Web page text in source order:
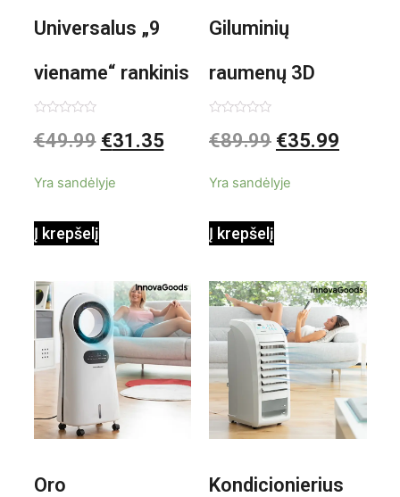
Universalus „9
viename“ rankinis
garintuvas su
0,35 L 3 Bar
1000W
0
iš
€49.99 €31.35
Yra sandėlyje
Į krepšelį
Giluminių
raumenų 3D
elektrinis
Shiatsu
0
iš
€89.99 €35.99
Yra sandėlyje
Į krepšelį
Oro
Kondicionierius